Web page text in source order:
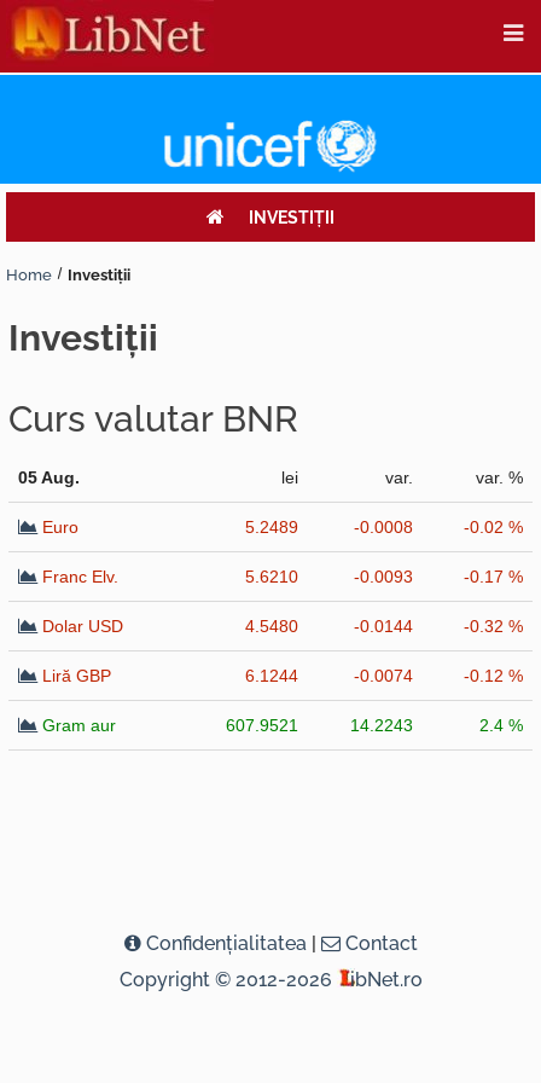
INVESTIŢII
Home Investiţii
investiţii
Curs valutar BNR
05 Aug. lei var. var. %
Euro 5.2489 -0.0008 -0.02 %
Franc Elv. 5.6210 -0.0093 -0.17 %
Dolar USD 4.5480 -0.0144 -0.32 %
Liră GBP 6.1244 -0.0074 -0.12 %
Gram aur 607.9521 14.2243 2.4 %
Confidenţialitatea |
Contact
Copyright © 2012-2026
ibNet.ro